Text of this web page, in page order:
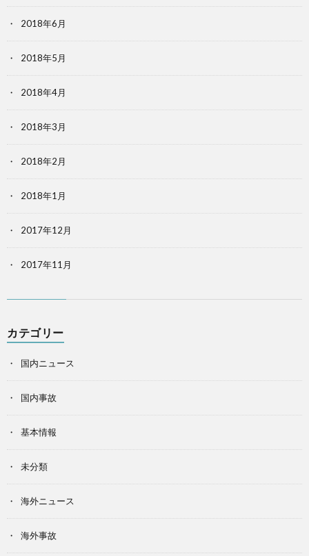
2018年6月
2018年5月
2018年4月
2018年3月
2018年2月
2018年1月
2017年12月
2017年11月
カテゴリー
国内ニュース
国内事故
基本情報
未分類
海外ニュース
海外事故